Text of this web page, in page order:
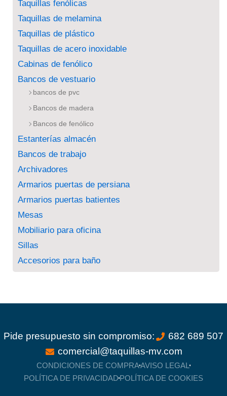
Taquillas fenólicas
Taquillas de melamina
Taquillas de plástico
Taquillas de acero inoxidable
Cabinas de fenólico
Bancos de vestuario
bancos de pvc
Bancos de madera
Bancos de fenólico
Estanterías almacén
Bancos de trabajo
Archivadores
Armarios puertas de persiana
Armarios puertas batientes
Mesas
Mobiliario para oficina
Sillas
Accesorios para baño
Pide presupuesto sin compromiso:
682 689 507
comercial@taquillas-mv.com
CONDICIONES DE COMPRAAVISO LEGAL
POLÍTICA DE PRIVACIDAD POLÍTICA DE COOKIES